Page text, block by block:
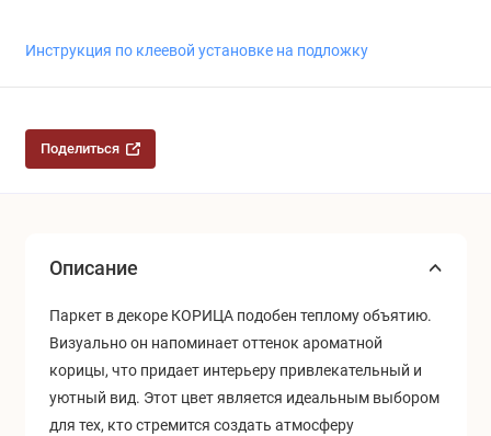
Поделиться
Инструкция по клеевой установке на подложку
Описание
Паркет в декоре КОРИЦА подобен теплому объятию.
Визуально он напоминает оттенок ароматной
корицы, что придает интерьеру привлекательный и
уютный вид. Этот цвет является идеальным выбором
для тех, кто стремится создать атмосферу